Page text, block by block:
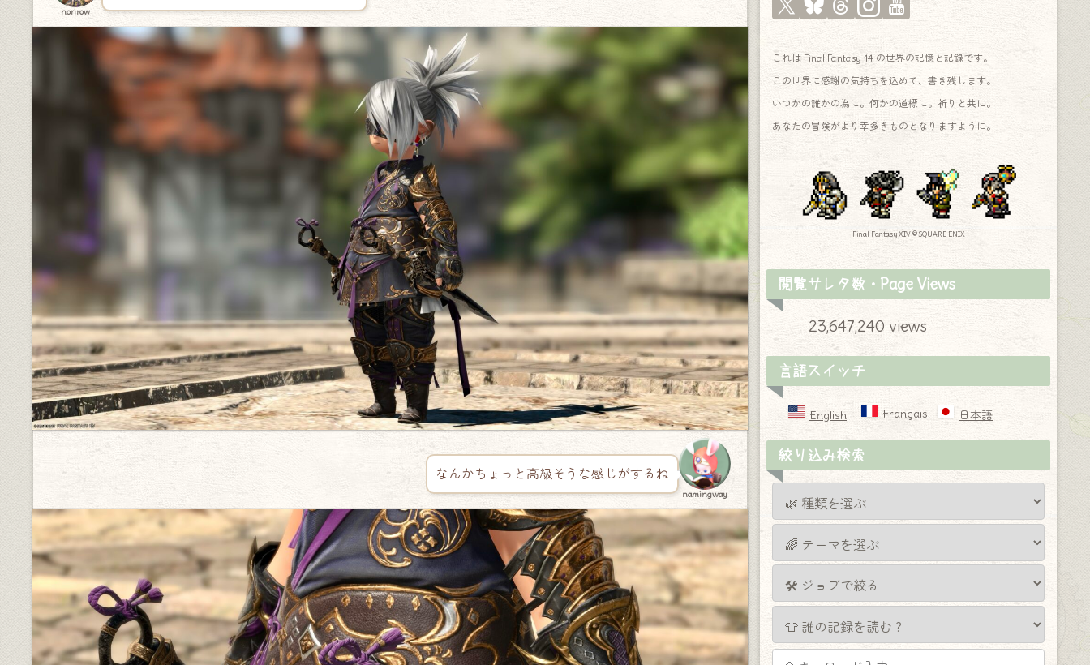
norirow
なんかちょっと高級そうな感じがするね
namingway
これは Final Fantasy 14 の世界の記憶と記録です。
この世界に感謝の気持ちを込めて、書き残します。
いつかの誰かの為に。何かの道標に。祈りと共に。
あなたの冒険がより幸多きものとなりますように。
Final Fantasy XIV © SQUARE ENIX
閲覧サレタ数・Page Views
23,647,240 views
言語スイッチ
English Français 日本語
絞り込み検索